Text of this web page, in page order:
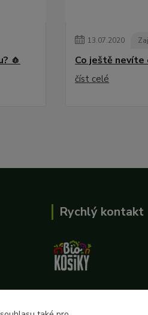
🧄
13.07.2020
Co ještě nevíte
číst celé
Rychlý kontakt
727 862 655,
8:00-15:30